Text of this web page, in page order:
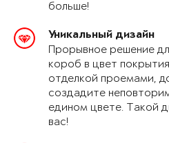
больше!
Уникальный дизайн
Прорывное решение
короб в цвет
отделкой проемами,
создадите
едином цвете. Такой
вас!